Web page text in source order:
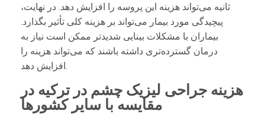
ثانیه می‌تواند هزینه این پروسه را افزایش دهد. در نهایت،
پیچیدگی مورد بیمار می‌تواند بر هزینه کلی تأثیر بگذارد.
بیماران با مشکلات بینایی شدیدتر ممکن است نیاز به
درمان گسترده‌تری داشته باشند که می‌تواند هزینه را
افزایش دهد.
هزینه جراحی لیزیک چشم در ترکیه در
مقایسه با سایر کشورها